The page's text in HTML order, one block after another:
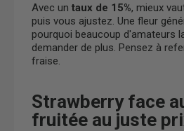
Avec untaux de 15%, mieux
puis vous ajustez. Une fleur
pourquoi beaucoup d'amateurs
demander de plus. Pensez à
fraise.
Strawberry face
fruitée au juste